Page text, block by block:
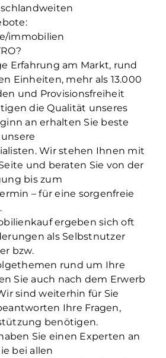
immobilien
Erfahrung am Markt, rund
Einheiten, mehr als 13.000
und Provisionsfreiheit
die Qualität unseres
an erhalten Sie beste
Wir stehen Ihnen mit
und beraten Sie von der
bis zum
– für eine sorgenfreie
ergeben sich oft
als Selbstnutzer
bzw.
rund um Ihre
Sie auch nach dem Erwerb
sind weiterhin für Sie
Ihre Fragen,
benötigen.
Sie einen Experten an
bei allen